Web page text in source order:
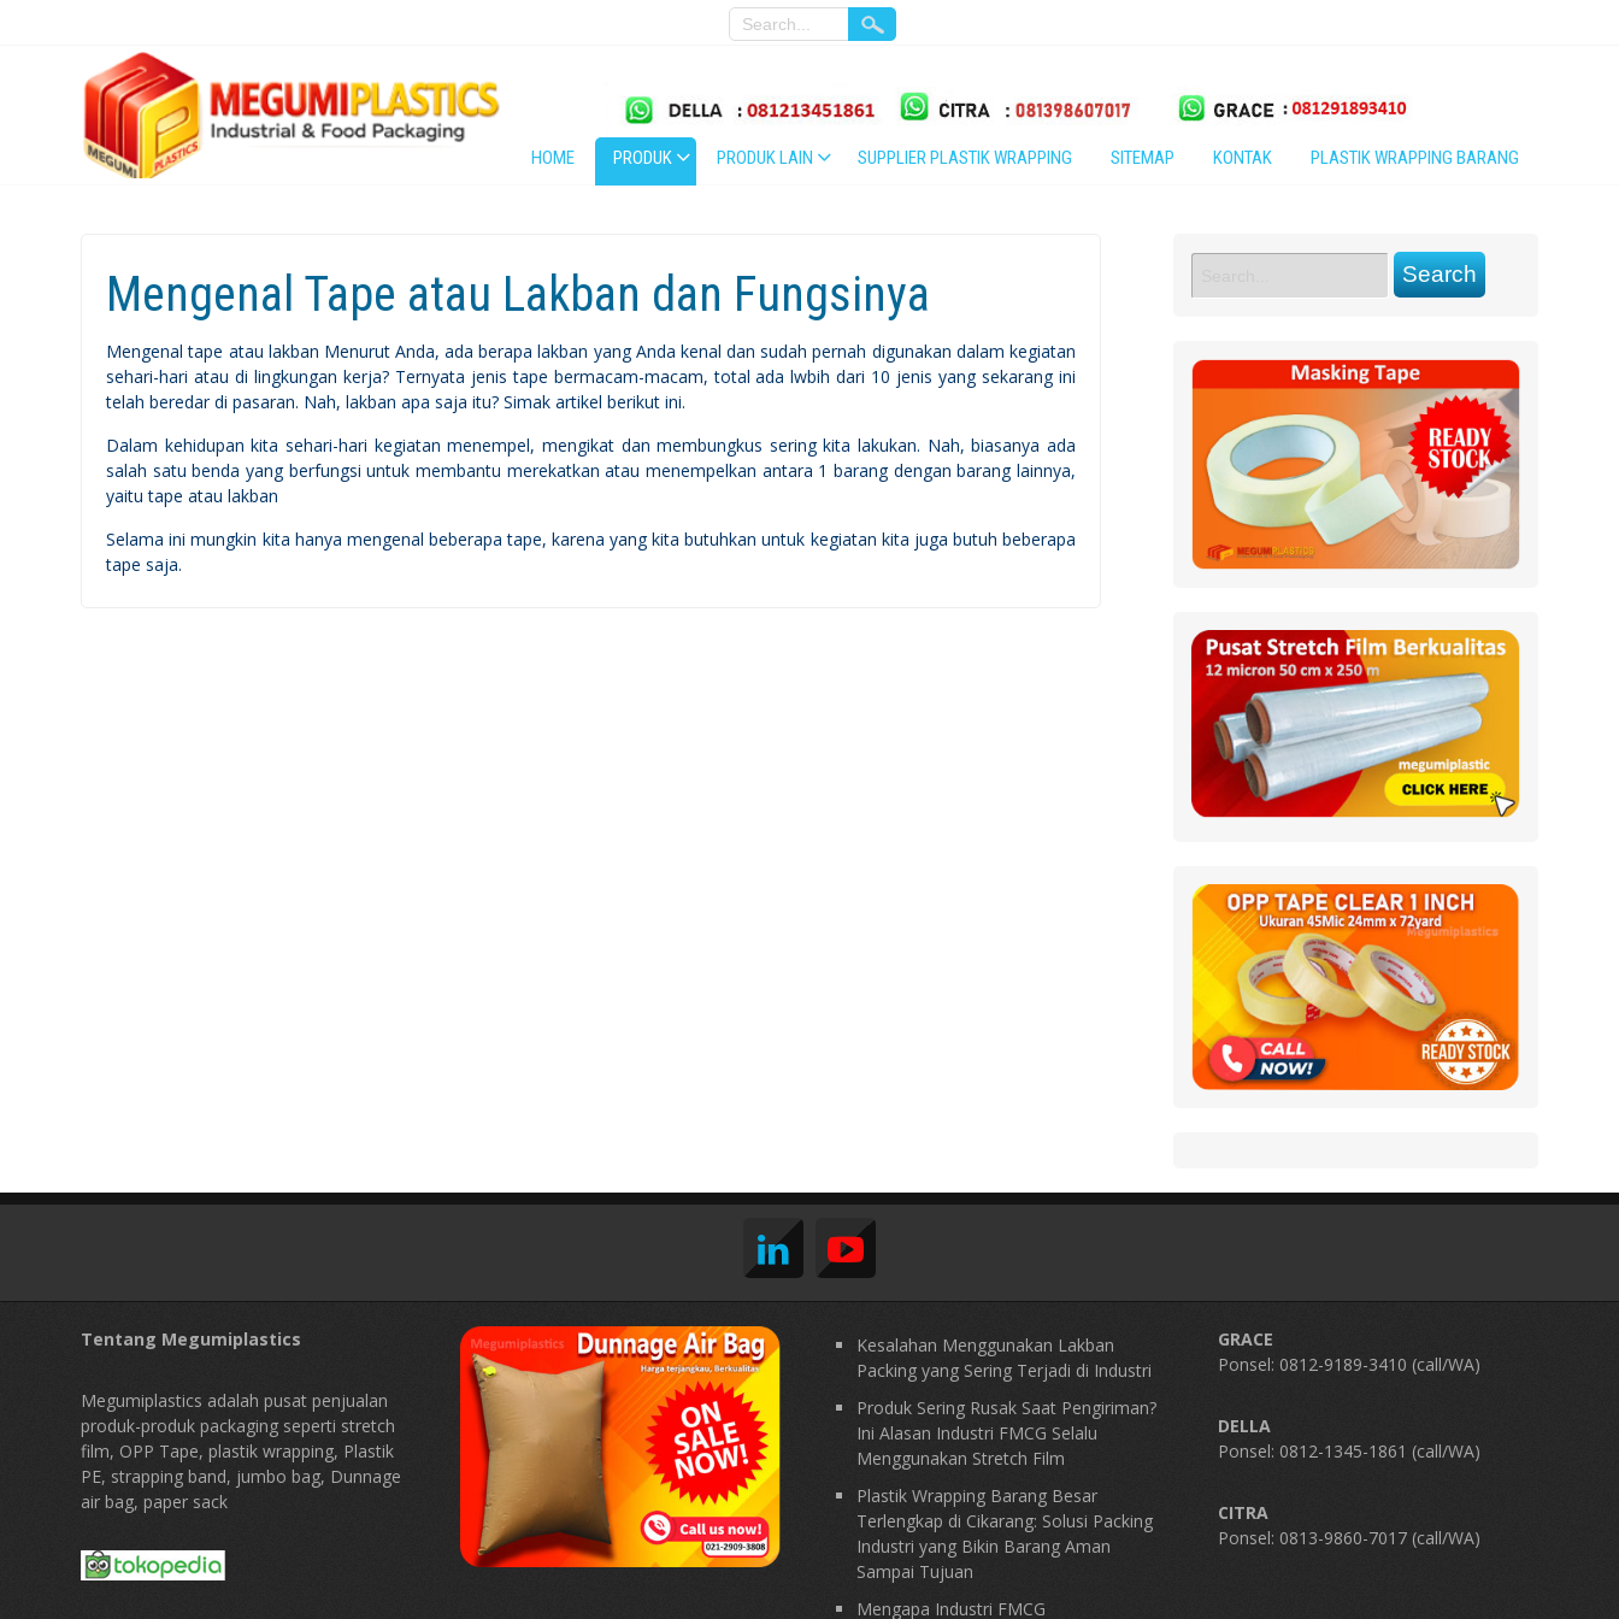
HOME PRODUK PRODUK LAIN SUPPLIER PLASTIK WRAPPING SITEMAP KONTAK PLASTIK WRAPPING BARANG
Mengenal Tape atau Lakban dan Fungsinya
Mengenal tape atau lakban Menurut Anda, ada berapa lakban yang Anda kenal dan sudah pernah digunakan dalam kegiatan
sehari-hari atau di lingkungan kerja? Ternyata jenis tape bermacam-macam, total ada lwbih dari 10 jenis yang sekarang ini
telah beredar di pasaran. Nah, lakban apa saja itu? Simak artikel berikut ini.
Dalam kehidupan kita sehari-hari kegiatan menempel, mengikat dan membungkus sering kita lakukan. Nah, biasanya ada
salah satu benda yang berfungsi untuk membantu merekatkan atau menempelkan antara 1 barang dengan barang lainnya,
yaitu tape atau lakban
Selama ini mungkin kita hanya mengenal beberapa tape, karena yang kita butuhkan untuk kegiatan kita juga butuh beberapa
tape saja.
Tentang Megumiplastics
Megumiplastics adalah pusat penjualan
produk-produk packaging seperti stretch
film, OPP Tape, plastik wrapping, Plastik
PE, strapping band, jumbo bag, Dunnage
air bag, paper sack
Kesalahan Menggunakan Lakban
Packing yang Sering Terjadi di Industri
Produk Sering Rusak Saat Pengiriman?
Ini Alasan Industri FMCG Selalu
Menggunakan Stretch Film
Plastik Wrapping Barang Besar
Terlengkap di Cikarang: Solusi Packing
Industri yang Bikin Barang Aman
Sampai Tujuan
Mengapa Industri FMCG
GRACE
Ponsel: 0812-9189-3410 (call/WA)
DELLA
Ponsel: 0812-1345-1861 (call/WA)
CITRA
Ponsel: 0813-9860-7017 (call/WA)